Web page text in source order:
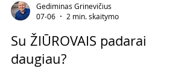
Gediminas Grinevičius
07-06
2 min. skaitymo
Su ŽIŪROVAIS padarai
daugiau?